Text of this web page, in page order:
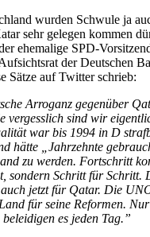
wurden Schwule ja
sehr gelegen kommen
ehemalige SPD-
der Deutschen
Sätze auf Twitter schrieb:
Arroganz gegenüber
vergesslich sind wir
war bis 1994 in D
hätte „Jahrzehnte
zu werden. Fortschritt
sondern Schritt für Schritt.
jetzt für Qatar. Die
für seine Reformen.
beleidigen es jeden Tag.”